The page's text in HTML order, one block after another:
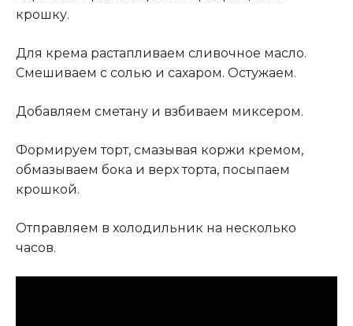
крошку.
Для крема растапливаем сливочное масло.
Смешиваем с солью и сахаром. Остужаем.
Добавляем сметану и взбиваем миксером.
Формируем торт, смазывая коржи кремом,
обмазываем бока и верх торта, посыпаем
крошкой.
Отправляем в холодильник на несколько
часов.